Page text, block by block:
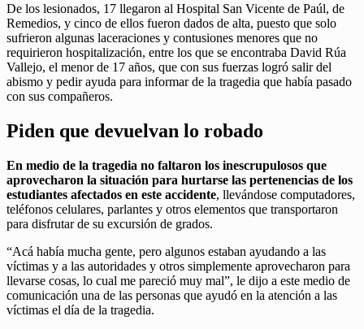
De los lesionados, 17 llegaron al Hospital San Vicente de Paúl, de
Remedios, y cinco de ellos fueron dados de alta, puesto que solo
sufrieron algunas laceraciones y contusiones menores que no
requirieron hospitalización, entre los que se encontraba David Rúa
Vallejo, el menor de 17 años, que con sus fuerzas logró salir del
abismo y pedir ayuda para informar de la tragedia que había pasado
con sus compañeros.
Piden que devuelvan lo robado
En medio de la tragedia no faltaron los inescrupulosos que
aprovecharon la situación para hurtarse las pertenencias de los
estudiantes afectados en este accidente, llevándose computadores,
teléfonos celulares, parlantes y otros elementos que transportaron
para disfrutar de su excursión de grados.
“Acá había mucha gente, pero algunos estaban ayudando a las
víctimas y a las autoridades y otros simplemente aprovecharon para
llevarse cosas, lo cual me pareció muy mal”, le dijo a este medio de
comunicación una de las personas que ayudó en la atención a las
víctimas el día de la tragedia.